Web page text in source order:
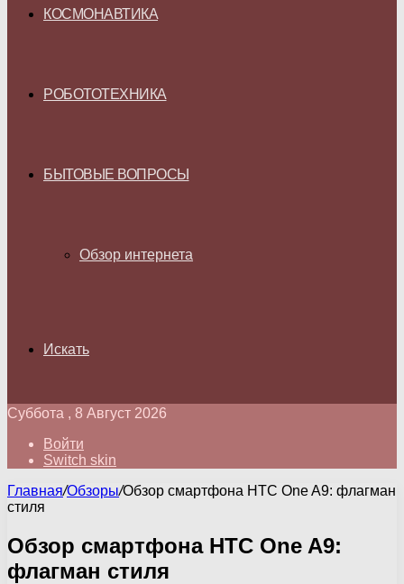
КОСМОНАВТИКА
РОБОТОТЕХНИКА
БЫТОВЫЕ ВОПРОСЫ
Обзор интернета
Искать
Суббота , 8 Август 2026
Войти
Switch skin
Главная/Обзоры/Обзор смартфона HTC One A9: флагман
стиля
Обзор смартфона HTC One A9:
флагман стиля